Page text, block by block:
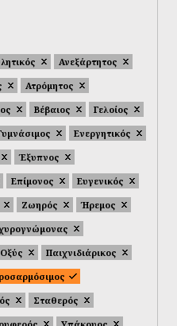
Ανεξάρτητος
Ατρόμητος
Βέβαιος
Γελοίος
Ενεργητικός
Έξυπνος
Επίμονος
Ευγενικός
Ζωηρός
Ήρεμος
Οξύς
Παιχνιδιάρικος
Σταθερός